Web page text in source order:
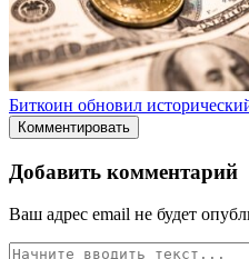
Биткоин обновил
Комментировать
Добавить комментарий
Ваш адрес email не будет